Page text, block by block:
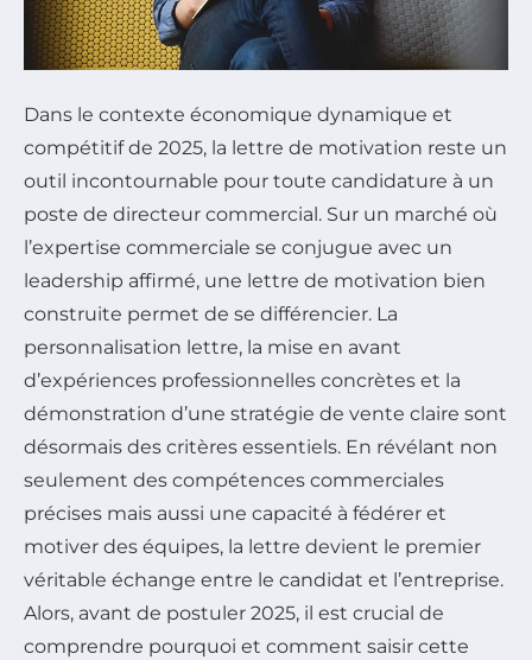
Dans le contexte économique dynamique et
compétitif de 2025, la lettre de motivation reste un
outil incontournable pour toute candidature à un
poste de directeur commercial. Sur un marché où
l’expertise commerciale se conjugue avec un
leadership affirmé, une lettre de motivation bien
construite permet de se différencier. La
personnalisation lettre, la mise en avant
d’expériences professionnelles concrètes et la
démonstration d’une stratégie de vente claire sont
désormais des critères essentiels. En révélant non
seulement des compétences commerciales
précises mais aussi une capacité à fédérer et
motiver des équipes, la lettre devient le premier
véritable échange entre le candidat et l’entreprise.
Alors, avant de postuler 2025, il est crucial de
comprendre pourquoi et comment saisir cette